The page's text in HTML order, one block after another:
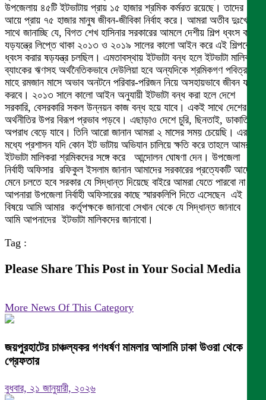
উপজেলায় ৪৫টি ইটভাটায় প্রায় ১৫ হাজার শ্রমিক কর্মরত রয়েছে। তাদের
আয়ে প্রায় ৭৫ হাজার মানুষ জীবন-জীবিকা নির্বাহ করে। আমরা অতীব দুঃখের
সাথে জানাচ্ছি যে, বিগত শেখ হাসিনার সরকারের আমলে দেশীয় শিল্প ধ্বংস করার
যড়যন্ত্রে লিপ্তে থাকা ২০১৩ ও ২০১৯ সালের কালো আইন করে এই শিল্পকে
ধ্বংস করার ষড়যন্ত্র চলছিল। এমতাবস্থায় ইটভাটা বন্ধ হলে ইটভাটা মালিকগণ
ব্যাংকের ঋণসহ অর্থনৈতিকভাবে দেউলিয়া হবে অন্যদিকে শ্রমিকগণ পবিত্র
মাহে রমজান মাসে অভাব অনটনে পরিবার-পরিজন নিয়ে অসহায়ভাবে জীবন যাপন
করবে। ২০১৩ সালে কালো আইন অনুযায়ী ইটভাটা বন্ধ করা হলে দেশে
সরকারি, বেসরকারি সকল উন্নয়ন কাজ বন্ধ হয়ে যাবে। একই সাথে দেশের
অর্থনীতির উপর বিরূপ প্রভাব পড়বে। এছাড়াও দেশে চুরি, ছিনতাই, ডাকাতিসহ
অপরাধ বেড়ে যাবে। তিনি আরো জানান আমরা ২ মাসের সময় চেয়েছি। এর
মধ্যে প্রশাসন যদি কোন ইট ভাটায় অভিযান চালিয়ে ক্ষতি করে তাহলে আমরা
ইটভাটা মালিকরা শ্রমিকদের সঙ্গে করে আন্দোলন ঘোষণা দেন। উপজেলা
নির্বাহী অফিসার রফিকুল ইসলাম জানান আমাদের সরকারের প্রত্যেকটি আদেশ
মেনে চলতে হবে সরকার যে সিদ্ধান্ত দিয়েছে বাইরে আমরা যেতে পারবো না।
আপনারা উপজেলা নির্বাহী অফিসারের কাছে স্মারকলিপি দিতে এসেছেন এই
বিষয়ে আমি আমার কর্তৃপক্ষকে জানাবো সেখান থেকে যে সিদ্ধান্ত জানাবে
আমি আপনাদের ইটভাটা মালিকদের জানাবো।
Tag :
Please Share This Post in Your Social Media
More News Of This Category
জয়পুরহাটের চাঞ্চল্যকর গণধর্ষণ মামলার আসামি ঢাকা উওরা থেকে
গ্রেফতার
বুধবার, ২১ জানুয়ারী, ২০২৬